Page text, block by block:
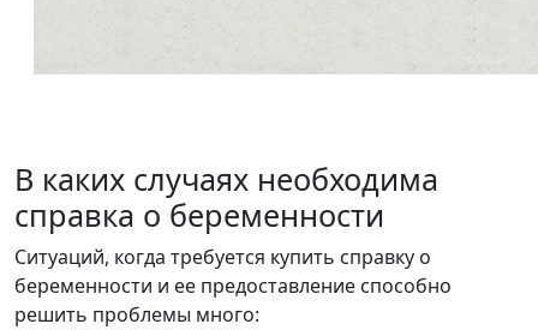
В каких случаях необходима
справка о беременности
Ситуаций, когда требуется купить справку о
беременности и ее предоставление способно
решить проблемы много: